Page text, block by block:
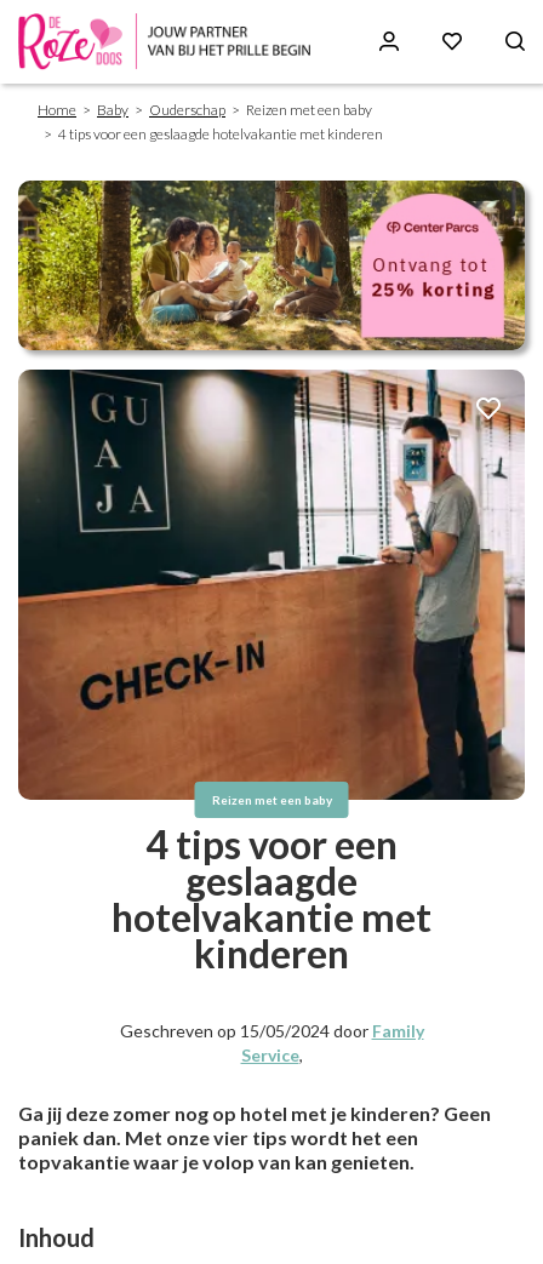
Breadcrumb
Home Baby Ouderschap
Reizen met een baby
4 tips voor een geslaagde hotelvakantie met kinderen
Reizen met een baby
4 tips voor een
geslaagde
hotelvakantie met
kinderen
Geschreven op 15/05/2024 door Family
Service,
Ga jij deze zomer nog op hotel met je kinderen? Geen
paniek dan. Met onze vier tips wordt het een
topvakantie waar je volop van kan genieten.
Inhoud